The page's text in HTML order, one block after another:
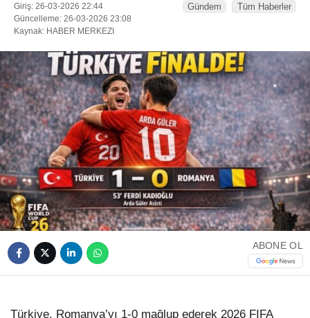
Instagram
Youtube
TikTok
Giriş: 26-03-2026 22:44
Güncelleme: 26-03-2026 23:08
Kaynak: HABER MERKEZI
Gündem Tüm Haberler
ABONE OL
Türkiye, Romanya’yı 1-0 mağlup ederek 2026 FIFA